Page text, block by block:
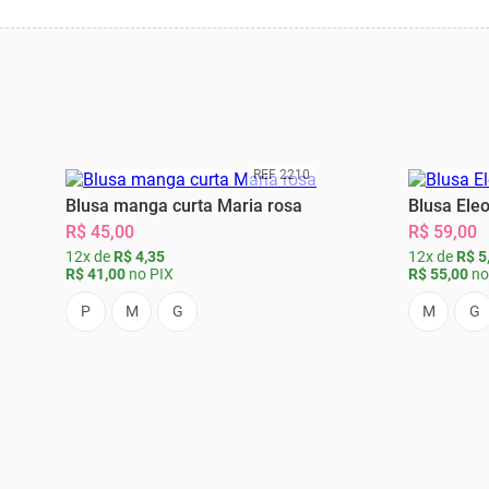
REF 2210
Blusa manga curta Maria rosa
R$ 45,00
12x de R$ 4,35
R$ 41,00 no PIX
P M G
Blusa
R$ 59,00
12x de R$
R$ 55,00
M G